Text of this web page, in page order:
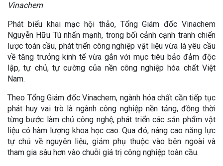
Vinachem
Phát biểu khai mạc hội thảo, Tổng Giám đốc Vinachem
Nguyễn Hữu Tú nhấn mạnh, trong bối cảnh cạnh tranh chiến
lược toàn cầu, phát triển công nghiệp vật liệu vừa là yêu cầu
về tăng trưởng kinh tế vừa gắn với mục tiêu bảo đảm độc
lập, tự chủ, tự cường của nền công nghiệp hóa chất Việt
Nam.
Theo Tổng Giám đốc Vinachem, ngành hóa chất cần tiếp tục
phát huy vai trò là ngành công nghiệp nền tảng, đồng thời
từng bước làm chủ công nghệ, phát triển các sản phẩm vật
liệu có hàm lượng khoa học cao. Qua đó, nâng cao năng lực
tự chủ về nguyên liệu, giảm phụ thuộc vào bên ngoài và
tham gia sâu hơn vào chuỗi giá trị công nghiệp toàn cầu.